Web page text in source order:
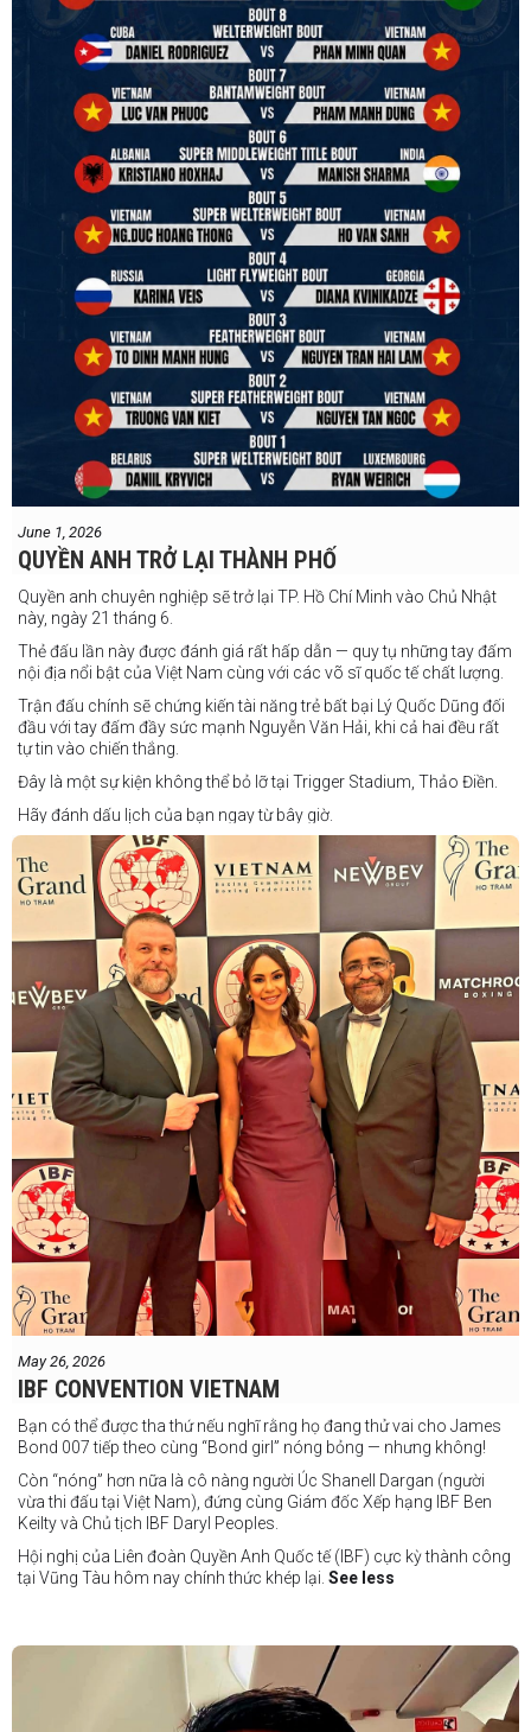
#ibfconvention
#grandhotram
#professionalboxing
#41stibfconvention
June 1, 2026
QUYỀN ANH TRỞ LẠI THÀNH PHỐ
Quyền anh chuyên nghiệp sẽ trở lại TP. Hồ Chí Minh vào Chủ Nhật
này, ngày 21 tháng 6.
Thẻ đấu lần này được đánh giá rất hấp dẫn — quy tụ những tay đấm
nội địa nổi bật của Việt Nam cùng với các võ sĩ quốc tế chất lượng.
Trận đấu chính sẽ chứng kiến tài năng trẻ bất bại Lý Quốc Dũng đối
đầu với tay đấm đầy sức mạnh Nguyễn Văn Hải, khi cả hai đều rất
tự tin vào chiến thắng.
Đây là một sự kiện không thể bỏ lỡ tại Trigger Stadium, Thảo Điền.
Hãy đánh dấu lịch của bạn ngay từ bây giờ.
Thông tin cập nhật sẽ sớm được công bố.
May 26, 2026
IBF CONVENTION VIETNAM
Bạn có thể được tha thứ nếu nghĩ rằng họ đang thử vai cho James
Bond 007 tiếp theo cùng “Bond girl” nóng bỏng — nhưng không!
Còn “nóng” hơn nữa là cô nàng người Úc Shanell Dargan (người
vừa thi đấu tại Việt Nam), đứng cùng Giám đốc Xếp hạng IBF Ben
Keilty và Chủ tịch IBF Daryl Peoples.
Hội nghị của Liên đoàn Quyền Anh Quốc tế (IBF) cực kỳ thành công
tại Vũng Tàu hôm nay chính thức khép lại. See less